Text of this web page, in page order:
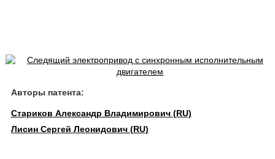
Авторы патента:
Стариков Александр Владимирович (RU)
Лисин Сергей Леонидович (RU)